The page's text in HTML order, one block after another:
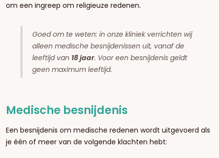
om een ingreep om religieuze redenen.
Goed om te weten: in onze kliniek verrichten wij
alleen medische besnijdenissen uit, vanaf de
leeftijd van 18 jaar. Voor een besnijdenis geldt
geen maximum leeftijd.
Medische besnijdenis
Een besnijdenis om medische redenen wordt uitgevoerd als
je één of meer van de volgende klachten hebt: